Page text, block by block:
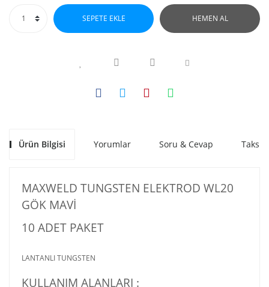
SEPETE EKLE HEMEN AL
Ürün Bilgisi Yorumlar Soru & Cevap Taksit
MAXWELD TUNGSTEN ELEKTROD WL20
GÖK MAVİ
10 ADET PAKET
LANTANLI TUNGSTEN
KULLANIM ALANLARI :